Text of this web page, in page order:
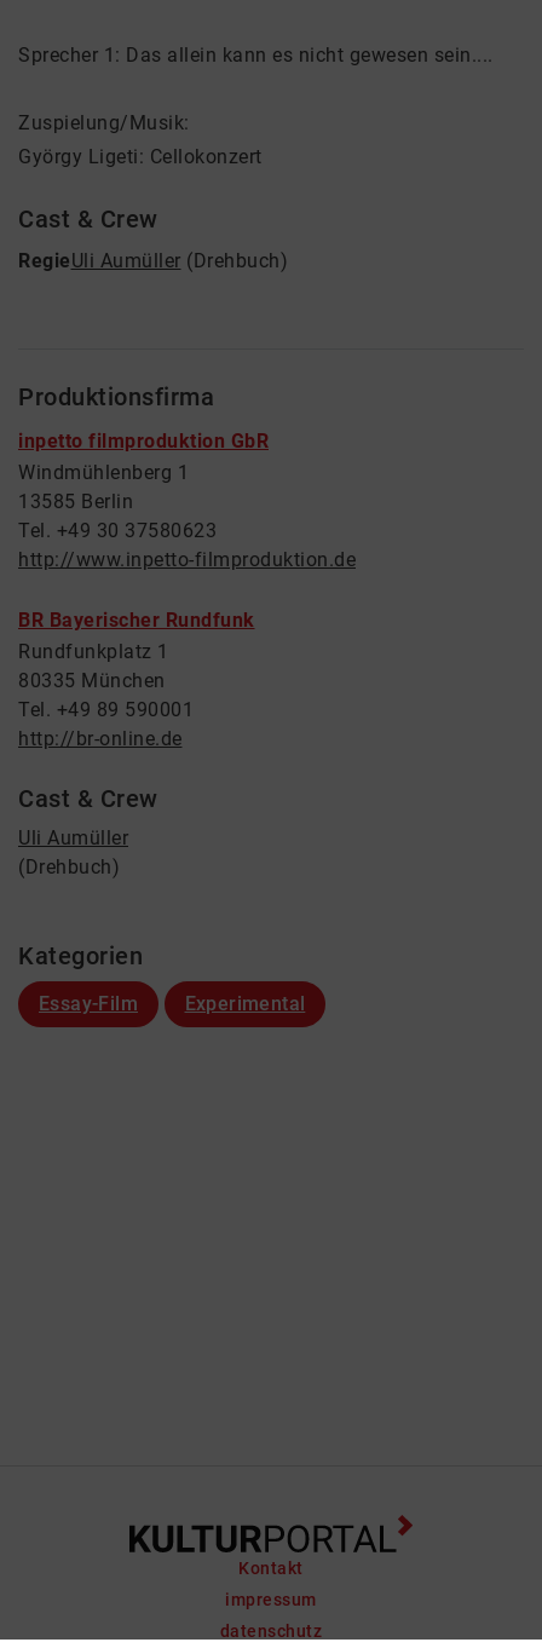
Sprecher 1: Das allein kann es nicht gewesen sein....
Zuspielung/Musik:
György Ligeti: Cellokonzert
Cast & Crew
RegieUli Aumüller (Drehbuch)
Produktionsfirma
inpetto filmproduktion GbR
Windmühlenberg 1
13585 Berlin
Tel. +49 30 37580623
http://www.inpetto-filmproduktion.de
BR Bayerischer Rundfunk
Rundfunkplatz 1
80335 München
Tel. +49 89 590001
http://br-online.de
Cast & Crew
Uli Aumüller
(Drehbuch)
Kategorien
Essay-Film Experimental
Kontakt
impressum
datenschutz